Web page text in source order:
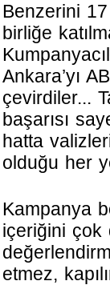
Benzerini 17
birliğe
Ankara’yı
çevirdiler...
başarısı
hatta
olduğu her
Kampanya
içeriğini çok
etmez,